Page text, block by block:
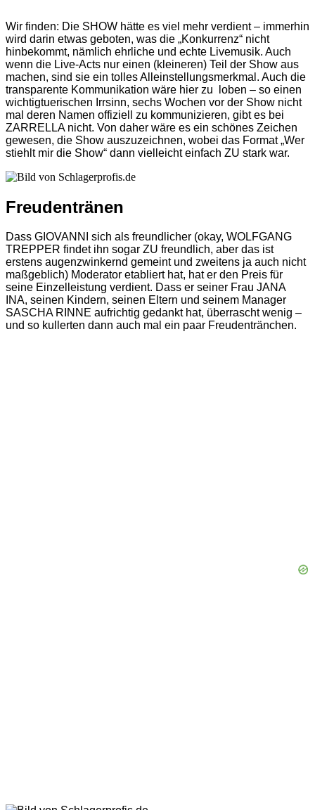
Wir finden: Die SHOW hätte es viel mehr verdient – immerhin
wird darin etwas geboten, was die „Konkurrenz“ nicht
hinbekommt, nämlich ehrliche und echte Livemusik. Auch
wenn die Live-Acts nur einen (kleineren) Teil der Show aus
machen, sind sie ein tolles Alleinstellungsmerkmal. Auch die
transparente Kommunikation wäre hier zu loben – so einen
wichtigtuerischen Irrsinn, sechs Wochen vor der Show nicht
mal deren Namen offiziell zu kommunizieren, gibt es bei
ZARRELLA nicht. Von daher wäre es ein schönes Zeichen
gewesen, die Show auszuzeichnen, wobei das Format „Wer
stiehlt mir die Show“ dann vielleicht einfach ZU stark war.
Freudentränen
Dass GIOVANNI sich als freundlicher (okay, WOLFGANG
TREPPER findet ihn sogar ZU freundlich, aber das ist
erstens augenzwinkernd gemeint und zweitens ja auch nicht
maßgeblich) Moderator etabliert hat, hat er den Preis für
seine Einzelleistung verdient. Dass er seiner Frau JANA
INA, seinen Kindern, seinen Eltern und seinem Manager
SASCHA RINNE aufrichtig gedankt hat, überrascht wenig –
und so kullerten dann auch mal ein paar Freudentränchen.